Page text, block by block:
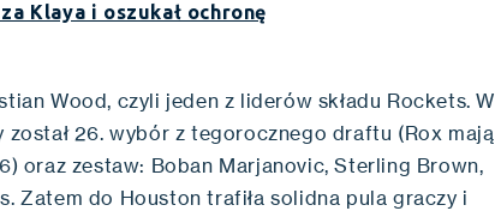
Klaya i oszukał ochronę
Wood, czyli jeden z liderów składu Rockets. W
został 26. wybór z tegorocznego draftu (Rox mają
oraz zestaw: Boban Marjanovic, Sterling Brown,
Zatem do Houston trafiła solidna pula graczy i